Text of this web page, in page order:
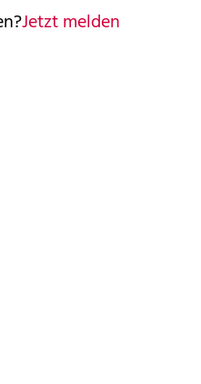
Jetzt melden